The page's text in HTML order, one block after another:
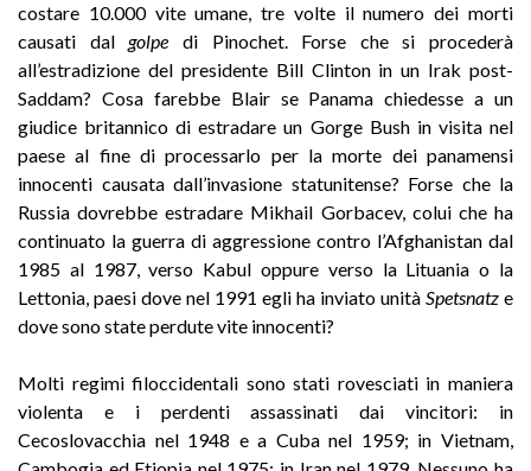
costare 10.000 vite umane, tre volte il numero dei morti
causati dalgolpe di Pinochet. Forse che si procederà
all’estradizione del presidente Bill Clinton in un Irak post-
Saddam? Cosa farebbe Blair se Panama chiedesse a un
giudice britannico di estradare un Gorge Bush in visita nel
paese al fine di processarlo per la morte dei panamensi
innocenti causata dall’invasione statunitense? Forse che la
Russia dovrebbe estradare Mikhail Gorbacev, colui che ha
continuato la guerra di aggressione contro l’Afghanistan dal
1985 al 1987, verso Kabul oppure verso la Lituania o la
Lettonia, paesi dove nel 1991 egli ha inviato unità Spetsnatz e
dove sono state perdute vite innocenti?
Molti regimi filoccidentali sono stati rovesciati in maniera
violenta e i perdenti assassinati dai vincitori: in
Cecoslovacchia nel 1948 e a Cuba nel 1959; in Vietnam,